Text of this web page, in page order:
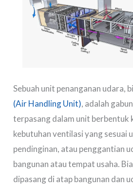
Sebuah unit penanganan udara,
(Air Handling Unit), adalah
terpasang dalam unit berbentuk
kebutuhan ventilasi yang sesuai
pendinginan, atau penggantian
bangunan atau tempat usaha.
dipasang di atap bangunan dan